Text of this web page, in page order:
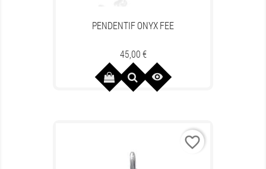
PENDENTIF ONYX FEE
Prix
45,00 €

favorite_border